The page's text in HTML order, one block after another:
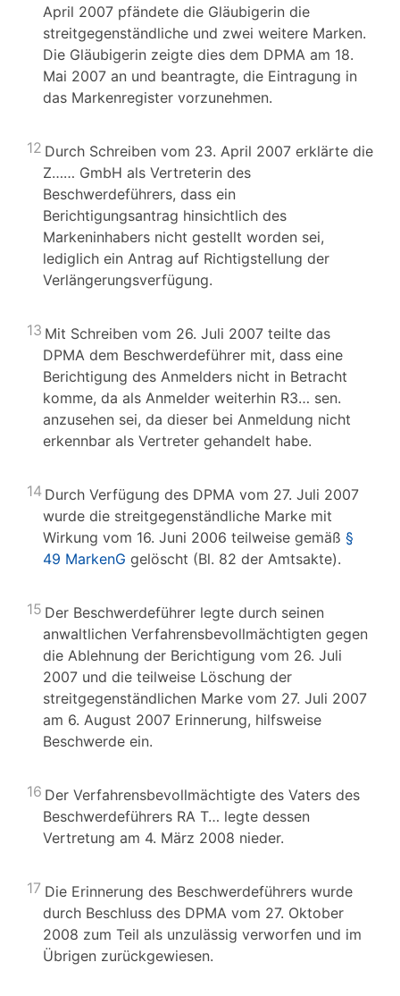
April 2007 pfändete die Gläubigerin die
streitgegenständliche und zwei weitere Marken.
Die Gläubigerin zeigte dies dem DPMA am 18.
Mai 2007 an und beantragte, die Eintragung in
das Markenregister vorzunehmen.
12 Durch Schreiben vom 23. April 2007 erklärte die
Z…… GmbH als Vertreterin des
Beschwerdeführers, dass ein
Berichtigungsantrag hinsichtlich des
Markeninhabers nicht gestellt worden sei,
lediglich ein Antrag auf Richtigstellung der
Verlängerungsverfügung.
13 Mit Schreiben vom 26. Juli 2007 teilte das
DPMA dem Beschwerdeführer mit, dass eine
Berichtigung des Anmelders nicht in Betracht
komme, da als Anmelder weiterhin R3… sen.
anzusehen sei, da dieser bei Anmeldung nicht
erkennbar als Vertreter gehandelt habe.
14 Durch Verfügung des DPMA vom 27. Juli 2007
wurde die streitgegenständliche Marke mit
Wirkung vom 16. Juni 2006 teilweise gemäß §
49 MarkenG gelöscht (Bl. 82 der Amtsakte).
15 Der Beschwerdeführer legte durch seinen
anwaltlichen Verfahrensbevollmächtigten gegen
die Ablehnung der Berichtigung vom 26. Juli
2007 und die teilweise Löschung der
streitgegenständlichen Marke vom 27. Juli 2007
am 6. August 2007 Erinnerung, hilfsweise
Beschwerde ein.
16 Der Verfahrensbevollmächtigte des Vaters des
Beschwerdeführers RA T… legte dessen
Vertretung am 4. März 2008 nieder.
17 Die Erinnerung des Beschwerdeführers wurde
durch Beschluss des DPMA vom 27. Oktober
2008 zum Teil als unzulässig verworfen und im
Übrigen zurückgewiesen.